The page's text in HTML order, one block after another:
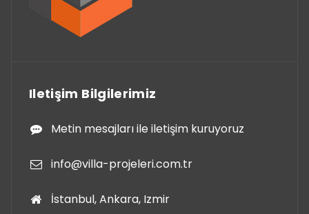
Iletişim Bilgilerimiz
Metin mesajları ile iletişim kuruyoruz
info@villa-projeleri.com.tr
İstanbul, Ankara, Izmir